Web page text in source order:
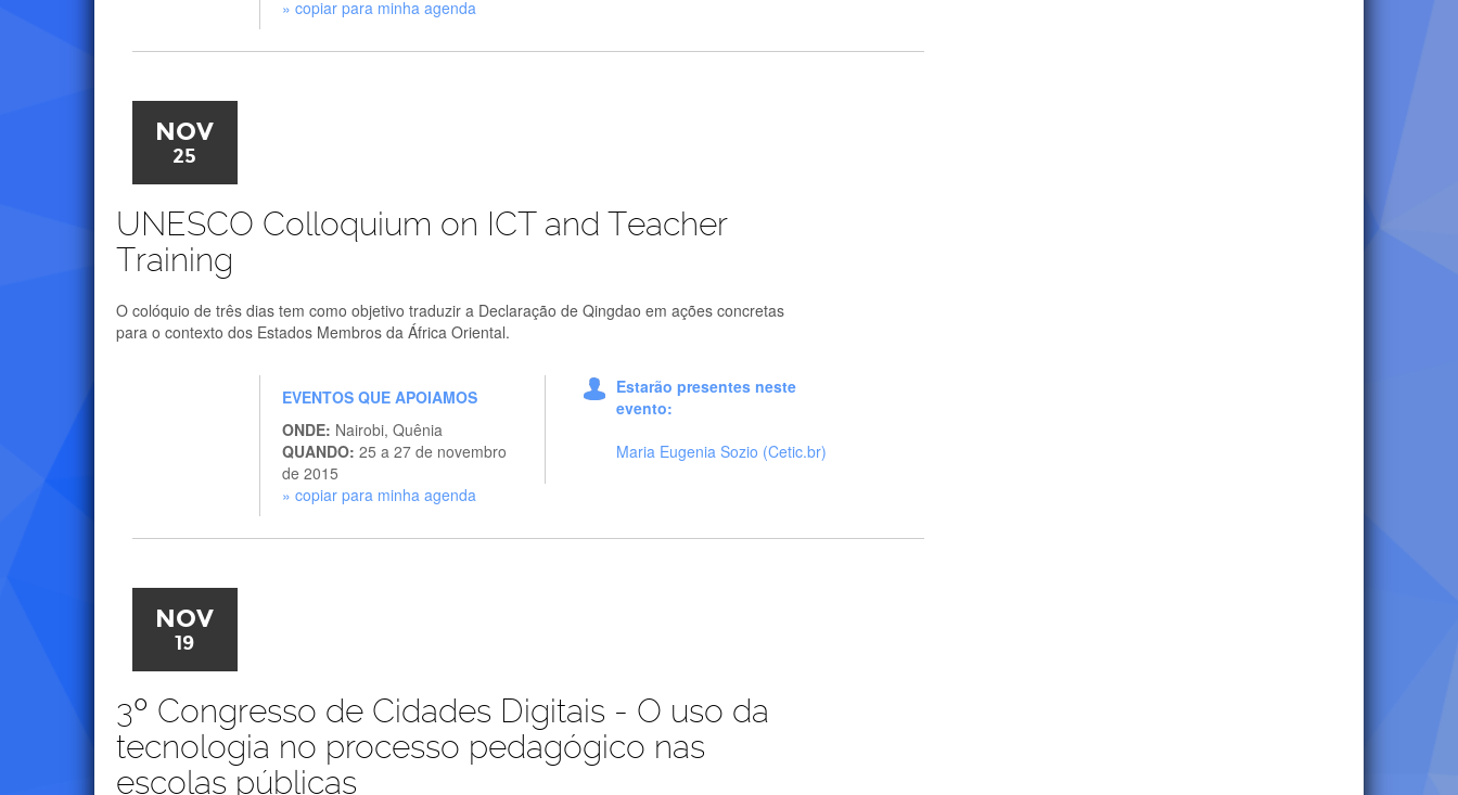
» copiar para minha agenda
NOV
25
UNESCO Colloquium on ICT and Teacher
Training
O colóquio de três dias tem como objetivo traduzir a Declaração de Qingdao em ações concretas
para o contexto dos Estados Membros da África Oriental.
EVENTOS QUE APOIAMOS
ONDE: Nairobi, Quênia
QUANDO: 25 a 27 de novembro
de 2015
» copiar para minha agenda
Estarão presentes neste
evento:
Maria Eugenia Sozio (Cetic.br)
NOV
19
3º Congresso de Cidades Digitais - O uso da
tecnologia no processo pedagógico nas
escolas públicas